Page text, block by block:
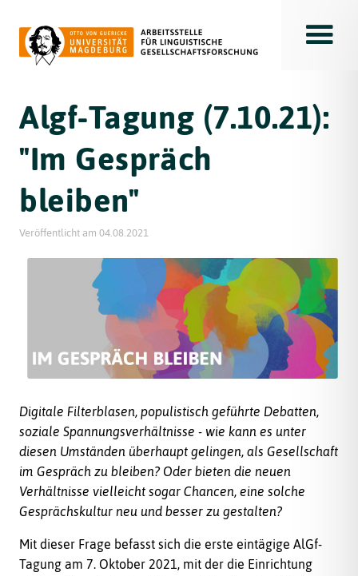
Algf-Tagung (7.10.21):
"Im Gespräch
bleiben"
Veröffentlicht am 04.08.2021
Digitale Filterblasen, populistisch geführte Debatten,
soziale Spannungsverhältnisse - wie kann es unter
diesen Umständen überhaupt gelingen, als Gesellschaft
im Gespräch zu bleiben? Oder bieten die neuen
Verhältnisse vielleicht sogar Chancen, eine solche
Gesprächskultur neu und besser zu gestalten?
Mit dieser Frage befasst sich die erste eintägige AlGf-
Tagung am 7. Oktober 2021, mit der die Einrichtung